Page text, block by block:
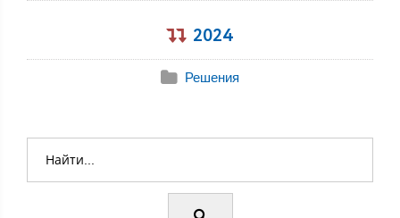
2024
Решения